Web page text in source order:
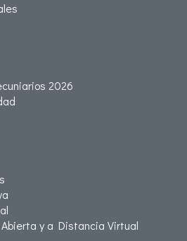
2026
y a Distancia Virtual